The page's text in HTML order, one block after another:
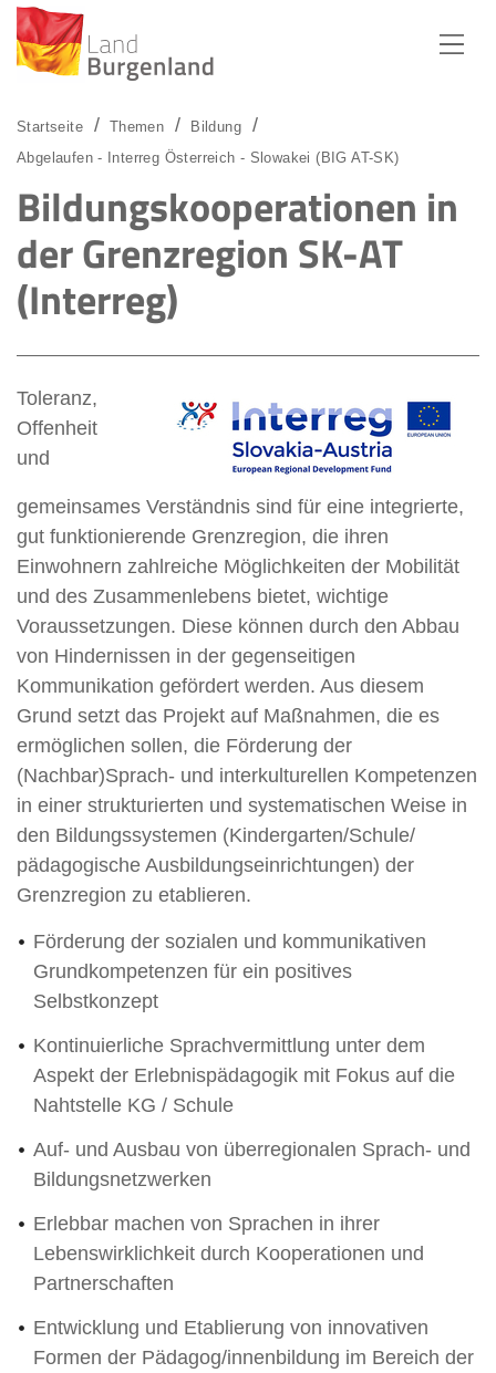
Startseite Themen
Bildung
Abgelaufen - Interreg Österreich - Slowakei (BIG AT-SK)
Bildungskooperationen in
der Grenzregion SK-AT
(Interreg)
Toleranz,
Offenheit
und
gemeinsames Verständnis sind für eine integrierte,
gut funktionierende Grenzregion, die ihren
Einwohnern zahlreiche Möglichkeiten der Mobilität
und des Zusammenlebens bietet, wichtige
Voraussetzungen. Diese können durch den Abbau
von Hindernissen in der gegenseitigen
Kommunikation gefördert werden. Aus diesem
Grund setzt das Projekt auf Maßnahmen, die es
ermöglichen sollen, die Förderung der
(Nachbar)Sprach- und interkulturellen Kompetenzen
in einer strukturierten und systematischen Weise in
den Bildungssystemen (Kindergarten/Schule/
pädagogische Ausbildungseinrichtungen) der
Grenzregion zu etablieren.
Förderung der sozialen und kommunikativen
Grundkompetenzen für ein positives
Selbstkonzept
Kontinuierliche Sprachvermittlung unter dem
Aspekt der Erlebnispädagogik mit Fokus auf die
Nahtstelle KG / Schule
Auf- und Ausbau von überregionalen Sprach- und
Bildungsnetzwerken
Erlebbar machen von Sprachen in ihrer
Lebenswirklichkeit durch Kooperationen und
Partnerschaften
Entwicklung und Etablierung von innovativen
Formen der Pädagog/innenbildung im Bereich der